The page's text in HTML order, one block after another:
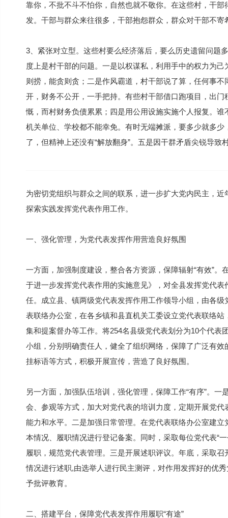
靠你，不批不斗不怕你，自然也就不敬你。在这些村，干
发。干部与群众来往很多，干部抱怨群众，群众对干部不寄
3、紧张对立型。这些村要么经济落后，要么历史遗留问题
度上是村干部的问题。一是以权谋私，利用手中的权力为
则捞，能贪则贪；二是作风霸道，村干部说了算，任何事
开，财务不公开，一手把持。有些村干部借口跑项目，出
慨，而村财务负债累累；四是用公用设施实施个人报复。
机关单位、学校都不能幸免。有时无端摊派，要多少就多
了，但精神上还没有“解放翻身”。五是因干群矛盾尖锐导致
为密切党组织与群众之间的联系，进一步扩大党内民主，
探索实践发挥党代表作用工作。
一、强化管理，为党代表发挥作用营造良好氛围
一方面，加强制度建设，整合各方资源，保障辐射“有效”
于进一步发挥党代表作用的实施意见》，对全县发挥党代
任。成立县、镇两级党代表发挥作用工作领导小组，由各
表联络办公室，在各乡镇和县直机关工委设立党代表联络
集和提案督办等工作。将254名县级党代表划分为10个代表
小组，分别明确责任人，健全了组织网络，保障了广泛有
挂标语等方式，积极开展宣传，营造了良好氛围。
另一方面，加强队伍培训，强化管理，保障工作“有序”。
会、参观等方式，加大对党代表的培训力度，定期开展党
能力和水平。二是加强日常管理。在党代表联络办公室建
本情况、履职情况进行登记备案。同时，采取每位党代表“
履职，规范党代表管理。三是开展述职评议。年底，采取
情况进行述职,由选举人进行民主测评，对作用发挥好的优
予批评教育。
二、搭建平台，保障党代表发挥作用履职“有途”